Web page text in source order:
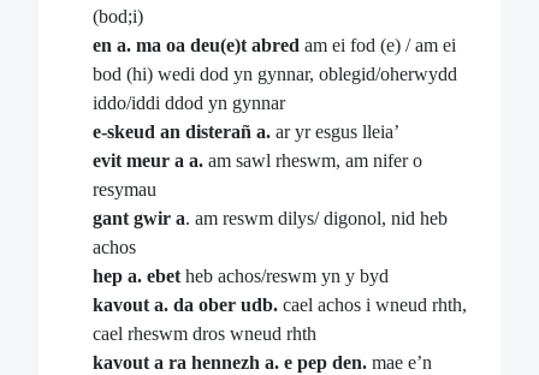
(bod;i)
en a. ma oa deu(e)t abred am ei fod (e) / am ei
bod (hi) wedi dod yn gynnar, oblegid/oherwydd
iddo/iddi ddod yn gynnar
e-skeud an disterañ a. ar yr esgus lleia’
evit meur a a. am sawl rheswm, am nifer o
resymau
gant gwir a. am reswm dilys/ digonol, nid heb
achos
hep a. ebet heb achos/reswm yn y byd
kavout a. da ober udb. cael achos i wneud rhth,
cael rheswm dros wneud rhth
kavout a ra hennezh a. e pep den. mae e’n